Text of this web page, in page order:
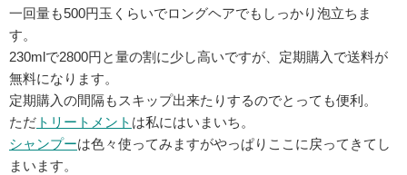
一回量も500円玉くらいでロングヘアでもしっかり泡立ちま
す。
230mlで2800円と量の割に少し高いですが、定期購入で送料が
無料になります。
定期購入の間隔もスキップ出来たりするのでとっても便利。
ただ トリートメント は私にはいまいち。
シャンプーは色々使ってみますがやっぱりここに戻ってきてし
まいます。